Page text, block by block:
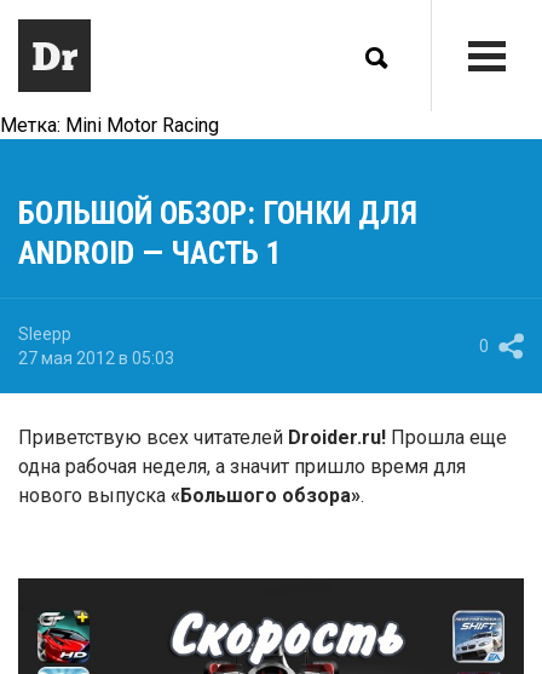
Метка: Mini Motor Racing
БОЛЬШОЙ ОБЗОР: ГОНКИ ДЛЯ
ANDROID — ЧАСТЬ 1
Sleepp
27 мая 2012 в 05:03
0
Приветствую всех читателей Droider.ru! Прошла еще
одна рабочая неделя, а значит пришло время для
нового выпуска «Большого обзора».